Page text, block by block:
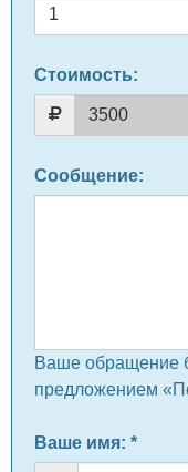
Стоимость:
Сообщение:
Ваше обращение
предложением
Ваше имя: *